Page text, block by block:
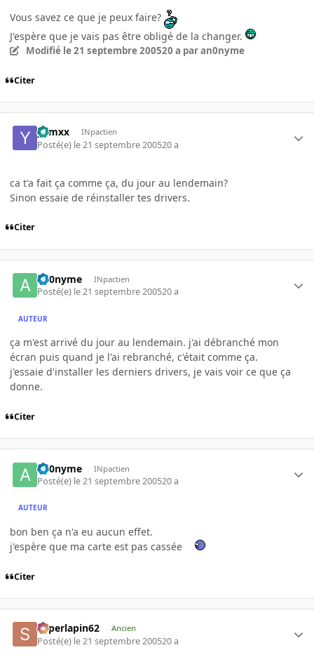
Vous savez ce que je peux faire?
J'espère que je vais pas être obligé de la changer.
Modifié le 21 septembre 200520 a par an0nyme
Citer
yamxx INpactien
Posté(e) le 21 septembre 200520 a
ca t'a fait ça comme ça, du jour au lendemain?
Sinon essaie de réinstaller tes drivers.
Citer
an0nyme INpactien
Posté(e) le 21 septembre 200520 a
AUTEUR
ça m'est arrivé du jour au lendemain. j'ai débranché mon
écran puis quand je l'ai rebranché, c'était comme ça.
j'essaie d'installer les derniers drivers, je vais voir ce que ça
donne.
Citer
an0nyme INpactien
Posté(e) le 21 septembre 200520 a
AUTEUR
bon ben ça n'a eu aucun effet.
j'espère que ma carte est pas cassée
Citer
superlapin62 Ancien
Posté(e) le 21 septembre 200520 a